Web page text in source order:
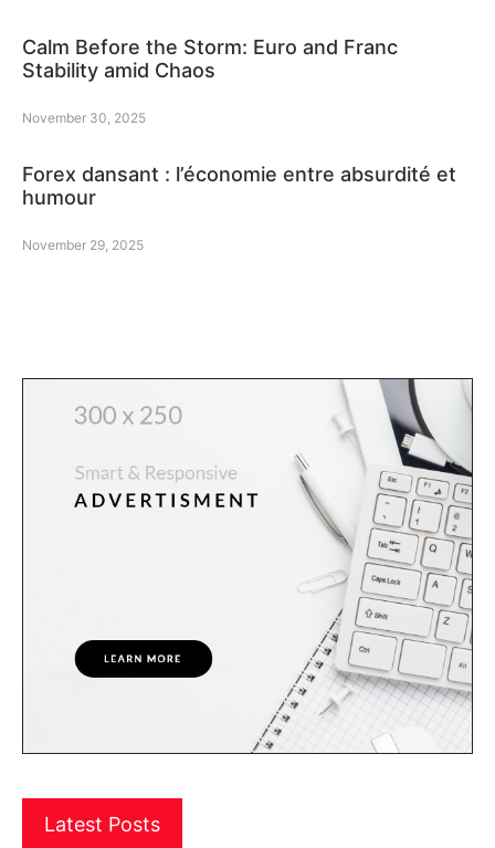
Calm Before the Storm: Euro and Franc
Stability amid Chaos
November 30, 2025
Forex dansant : l’économie entre absurdité et
humour
November 29, 2025
Latest Posts